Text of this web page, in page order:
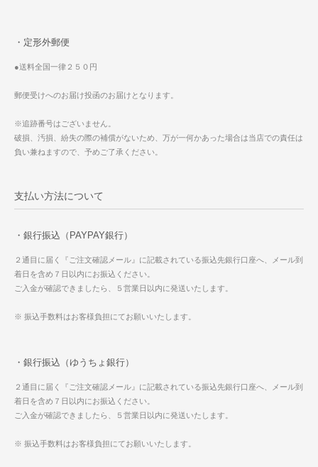
・定形外郵便
●送料全国一律２５０円
郵便受けへのお届け投函のお届けとなります。
※追跡番号はございません。
破損、汚損、紛失の際の補償がないため、万が一何かあった場合は当店での責任は
負い兼ねますので、予めご了承ください。
支払い方法について
・銀行振込（PAYPAY銀行）
２通目に届く『ご注文確認メール』に記載されている振込先銀行口座へ、メール到
着日を含め７日以内にお振込ください。
ご入金が確認できましたら、５営業日以内に発送いたします。
※ 振込手数料はお客様負担にてお願いいたします。
・銀行振込（ゆうちょ銀行）
２通目に届く『ご注文確認メール』に記載されている振込先銀行口座へ、メール到
着日を含め７日以内にお振込ください。
ご入金が確認できましたら、５営業日以内に発送いたします。
※ 振込手数料はお客様負担にてお願いいたします。